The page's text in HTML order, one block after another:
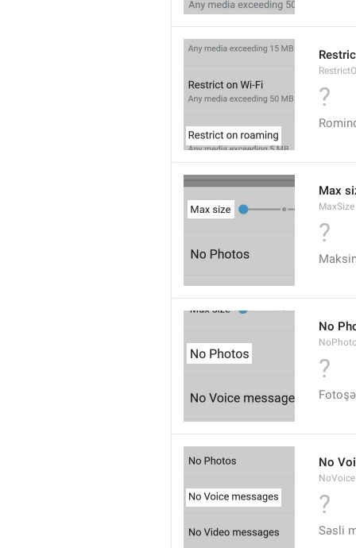
?
Max
MaxSize
?
No
?
No
?
Səsli